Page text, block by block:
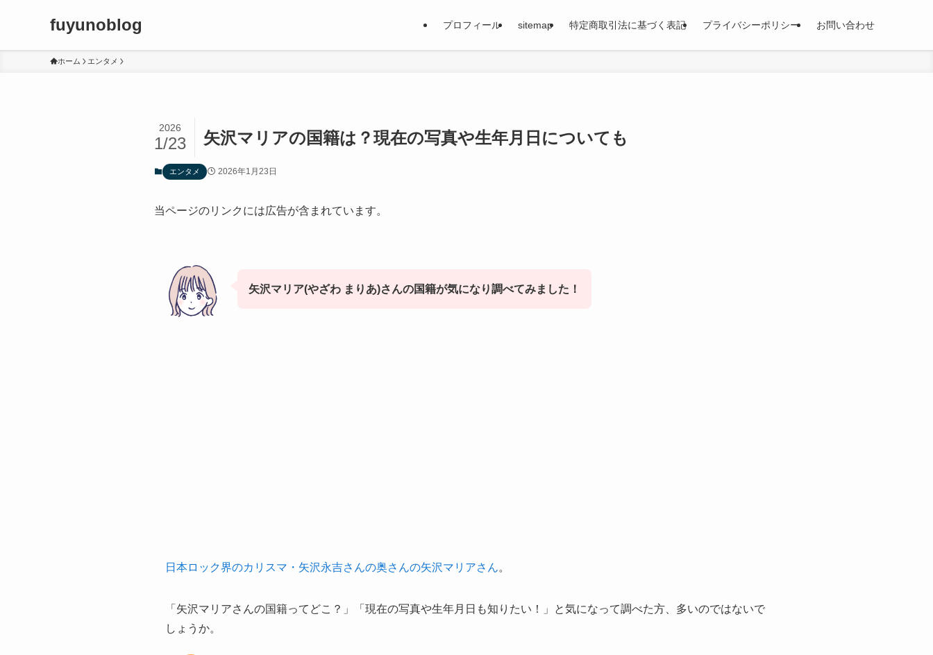
fuyunoblog プロフィール sitemap 特定商取引法に基づく表記 プライバシーポリシー お問い合わせ
ホーム エンタメ
矢沢マリアの国籍は？現在の写真や生年月日についても
2026
1/23
エンタメ 2026年1月23日
当ページのリンクには広告が含まれています。
矢沢マリア(やざわ まりあ)さんの国籍が気になり調べてみました！
日本ロック界のカリスマ・矢沢永吉さんの奥さんの矢沢マリアさん。
「矢沢マリアさんの国籍ってどこ？」「現在の写真や生年月日も知りたい！」と気になって調べた方、多いのではないで
しょうか。